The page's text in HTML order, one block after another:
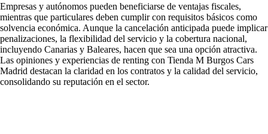
Empresas y autónomos pueden beneficiarse de ventajas fiscales,
mientras que particulares deben cumplir con requisitos básicos como
solvencia económica. Aunque la cancelación anticipada puede implicar
penalizaciones, la flexibilidad del servicio y la cobertura nacional,
incluyendo Canarias y Baleares, hacen que sea una opción atractiva.
Las opiniones y experiencias de renting con Tienda M Burgos Cars
Madrid destacan la claridad en los contratos y la calidad del servicio,
consolidando su reputación en el sector.